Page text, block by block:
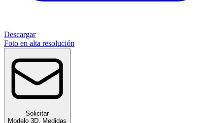
Descargar
Foto en alta resolución
Solicitar
Modelo 3D
Medidas